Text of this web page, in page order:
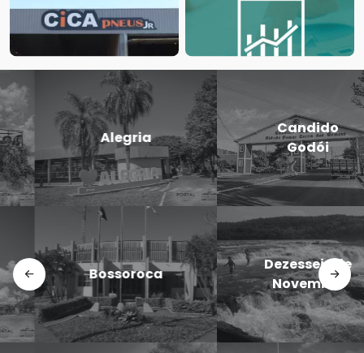
Candido
Godói
Cerro Largo
Dezesseis de
Novembro
Doutor
Maurício
Cardoso